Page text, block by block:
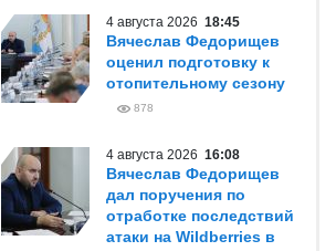
4 августа 2026 18:45
Вячеслав Федорищев
оценил подготовку к
отопительному сезону
878
4 августа 2026 16:08
Вячеслав Федорищев
дал поручения по
отработке последствий
атаки на Wildberries в